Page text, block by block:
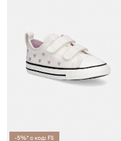
-5%* с код: FS